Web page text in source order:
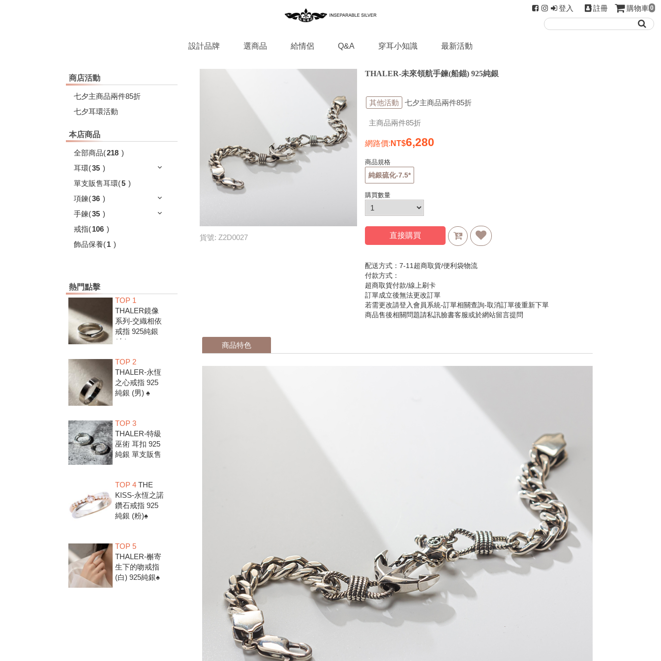
登入 註冊 購物車 0
設計品牌 選商品 給情侶 Q&A 穿耳小知識 最新活動
商店活動
七夕主商品兩件85折
七夕耳環活動
本店商品
全部商品(218 )
耳環(35 )
單支販售耳環(5 )
項鍊(36 )
手鍊(35 )
戒指(106 )
飾品保養(1 )
熱門點擊
TOP 1
THALER鏡像
系列-交織相依
戒指 925純銀
(女) ♠
TOP 2
THALER-永恆
之心戒指 925
純銀 (男) ♠
TOP 3
THALER-特級
巫術 耳扣 925
純銀 單支販售
TOP 4THE
KISS-永恆之諾
鑽石戒指 925
純銀 (粉)♠
TOP 5
THALER-槲寄
生下的吻戒指
(白) 925純銀♠
貨號: Z2D0027
THALER-未來領航手鍊(船錨) 925純銀
其他活動 七夕主商品兩件85折
主商品兩件85折
網路價: 6,280
商品規格
純銀硫化-7.5*
購買數量
直接購買
配送方式：7-11超商取貨/便利袋物流
付款方式：
超商取貨付款/線上刷卡
訂單成立後無法更改訂單
若需更改請登入會員系統-訂單相關查詢-取消訂單後重新下單
商品售後相關問題請私訊臉書客服或於網站留言提問
商品特色